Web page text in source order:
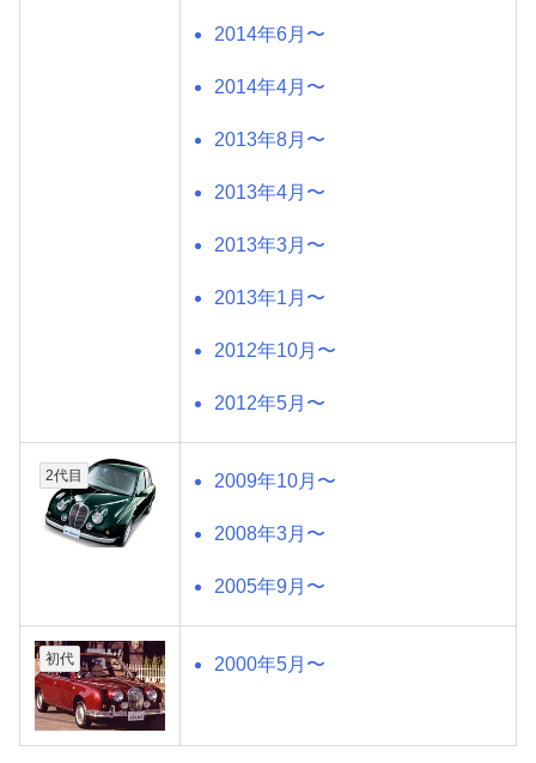
2014年6月〜
2014年4月〜
2013年8月〜
2013年4月〜
2013年3月〜
2013年1月〜
2012年10月〜
2012年5月〜
2代目 2009年10月〜
2008年3月〜
2005年9月〜
初代 2000年5月〜